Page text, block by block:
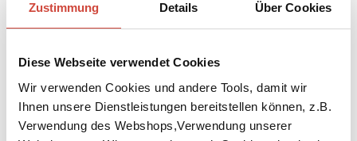
Zustimmung Details Über Cookies
Diese Webseite verwendet Cookies
Wir verwenden Cookies und andere Tools, damit wir
Ihnen unsere Dienstleistungen bereitstellen können, z.B.
Verwendung des Webshops,Verwendung unserer